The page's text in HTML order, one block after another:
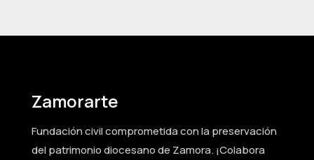
Zamorarte
Fundación civil comprometida con la preservación
del patrimonio diocesano de Zamora. ¡Colabora